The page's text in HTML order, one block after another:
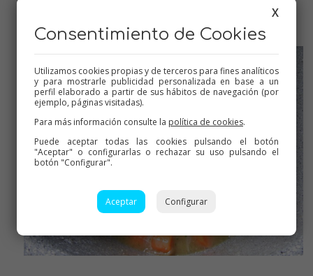
X
Consentimiento de Cookies
Utilizamos cookies propias y de terceros para fines analíticos
y para mostrarle publicidad personalizada en base a un
perfil elaborado a partir de sus hábitos de navegación (por
ejemplo, páginas visitadas).
Para más información consulte la política de cookies.
Puede aceptar todas las cookies pulsando el botón
"Aceptar" o configurarlas o rechazar su uso pulsando el
botón "Configurar".
Aceptar Configurar